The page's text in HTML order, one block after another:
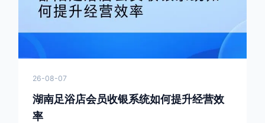
26-08-07
湖南足浴店会员收银系统如何提升经营效
率